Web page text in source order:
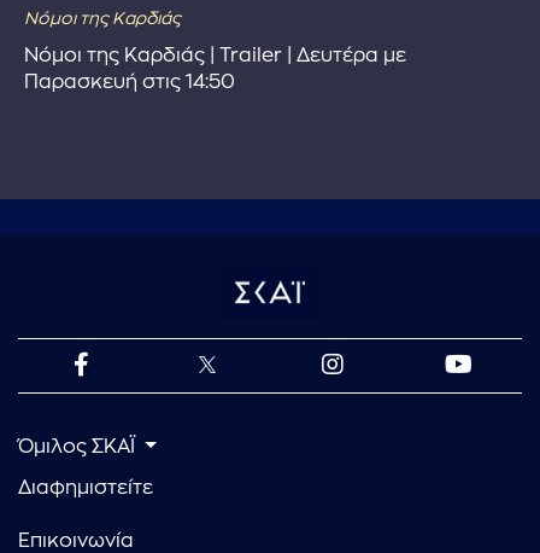
Νόμοι της Καρδιάς
Νόμοι της Καρδιάς | Trailer | Δευτέρα με
Παρασκευή στις 14:50
Όμιλος ΣΚΑΪ
Διαφημιστείτε
Επικοινωνία